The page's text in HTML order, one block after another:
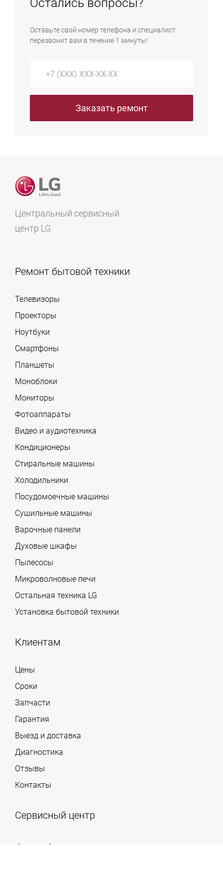
может выполняться как на дому, так и в сервисном
бесплатна.
Оставьте свой номер телефона и специалист
перезвонит вам в течение 1 минуты!
Заказать ремонт
Центральный сервисный
центр LG
Ремонт бытовой техники
Телевизоры
Проекторы
Ноутбуки
Смартфоны
Планшеты
Моноблоки
Мониторы
Фотоаппараты
Видео и аудиотехника
Кондиционеры
Стиральные машины
Холодильники
Посудомоечные машины
Сушильные машины
Варочные панели
Духовые шкафы
Пылесосы
Микроволновые печи
Остальная техника LG
Установка бытовой техники
Клиентам
Цены
Сроки
Запчасти
Гарантия
Выезд и доставка
Диагностика
Отзывы
Контакты
Сервисный центр
(495) 134-83-95